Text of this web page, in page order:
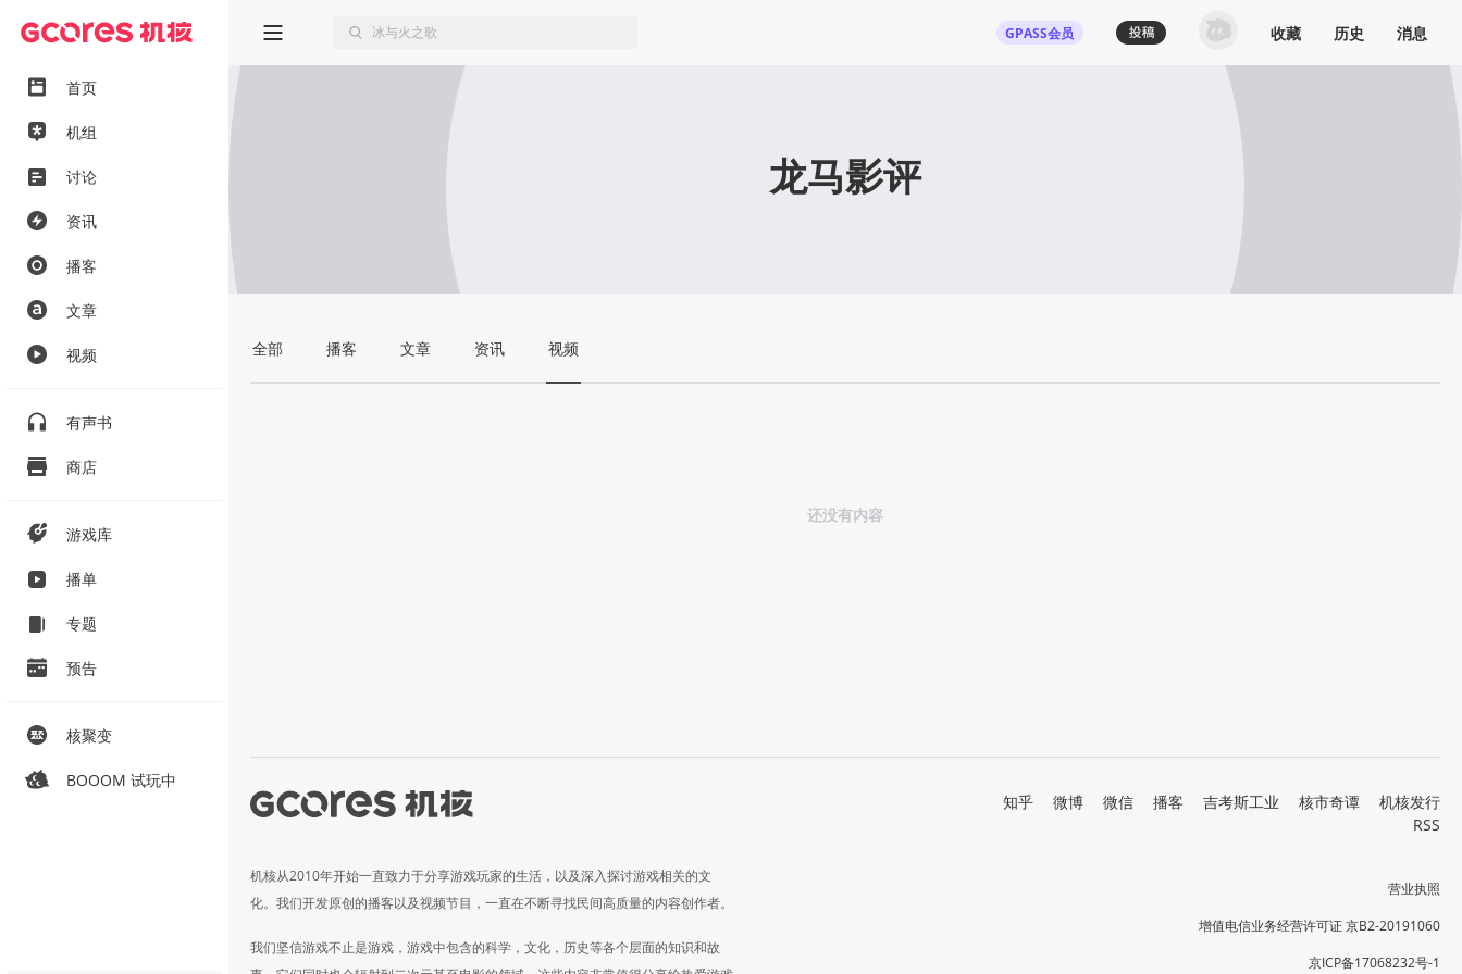
首页
机组
讨论
资讯
播客
文章
视频
有声书
商店
游戏库
播单
专题
预告
核聚变
BOOOM 试玩中
GPASS会员 收藏 历史 消息
龙马影评
全部 播客 文章 资讯 视频
还没有内容
机核从2010年开始一直致力于分享游戏玩家的生活，以及深入探讨游戏相关的文
化。我们开发原创的播客以及视频节目，一直在不断寻找民间高质量的内容创作者。
我们坚信游戏不止是游戏，游戏中包含的科学，文化，历史等各个层面的知识和故
知乎 微博 微信 播客 吉考斯工业 核市奇谭
机核发行
RSS
营业执照
增值电信业务经营许可证 京B2-20191060
京ICP备17068232号-1